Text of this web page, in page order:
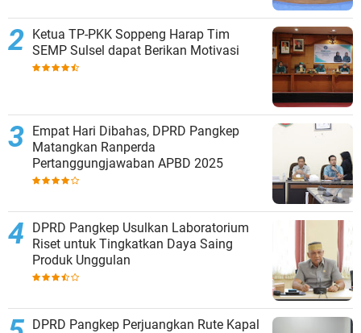
Ketua TP-PKK Soppeng Harap Tim
SEMP Sulsel dapat Berikan Motivasi
Empat Hari Dibahas, DPRD Pangkep
Matangkan Ranperda
Pertanggungjawaban APBD 2025
DPRD Pangkep Usulkan Laboratorium
Riset untuk Tingkatkan Daya Saing
Produk Unggulan
DPRD Pangkep Perjuangkan Rute Kapal